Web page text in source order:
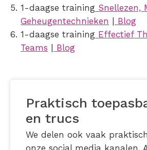
1-daagse training Snellezen,
Geheugentechnieken | Blog
1-daagse training Effectief
Teams | Blog
Praktisch
en trucs
We delen ook vaak
onze social media kanalen.